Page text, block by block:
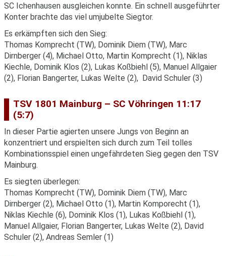
SC Ichenhausen ausgleichen konnte. Ein schnell ausgeführter
Konter brachte das viel umjubelte Siegtor.
Es erkämpften sich den Sieg:
Thomas Komprecht (TW), Dominik Diem (TW), Marc
Dirnberger (4), Michael Otto, Martin Komprecht (1), Niklas
Kiechle, Dominik Klos (2), Lukas Koßbiehl (5), Manuel Allgaier
(2), Florian Bangerter, Lukas Welte (2), David Schuler (3)
TSV 1801 Mainburg – SC Vöhringen 11:17
(5:7)
In dieser Partie agierten unsere Jungs von Beginn an
konzentriert und erspielten sich durch zum Teil tolles
Kombinationsspiel einen ungefährdeten Sieg gegen den TSV
Mainburg.
Es siegten überlegen:
Thomas Komprecht (TW), Dominik Diem (TW), Marc
Dirnberger (2), Michael Otto (1), Martin Komporecht (1),
Niklas Kiechle (6), Dominik Klos (1), Lukas Koßbiehl (1),
Manuel Allgaier, Florian Bangerter, Lukas Welte (2), David
Schuler (2), Andreas Semler (1)